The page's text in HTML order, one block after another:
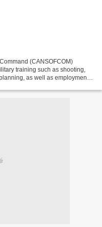
(CANSOFCOM)
training such as shooting,
as well as employment